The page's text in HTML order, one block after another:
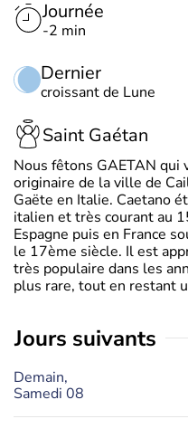
Journée
-2 min
Dernier
croissant de Lune
Saint Gaétan
Nous fêtons GAETAN
originaire de la ville de
Gaëte en Italie. Caetano
italien et très courant au
Espagne puis en France
le 17ème siècle. Il est
très populaire dans les
plus rare, tout en restant
jours suivants
Demain,
Samedi 08